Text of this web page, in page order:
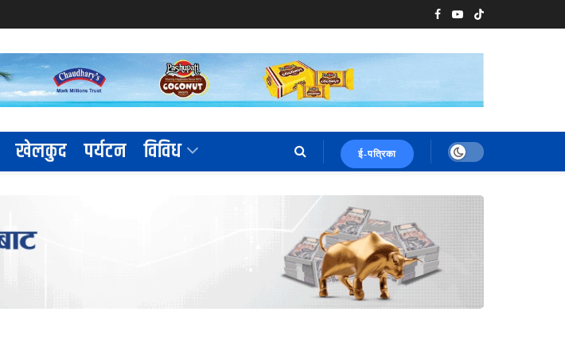
खेलकुद पर्यटन विविध ई-पत्रिका